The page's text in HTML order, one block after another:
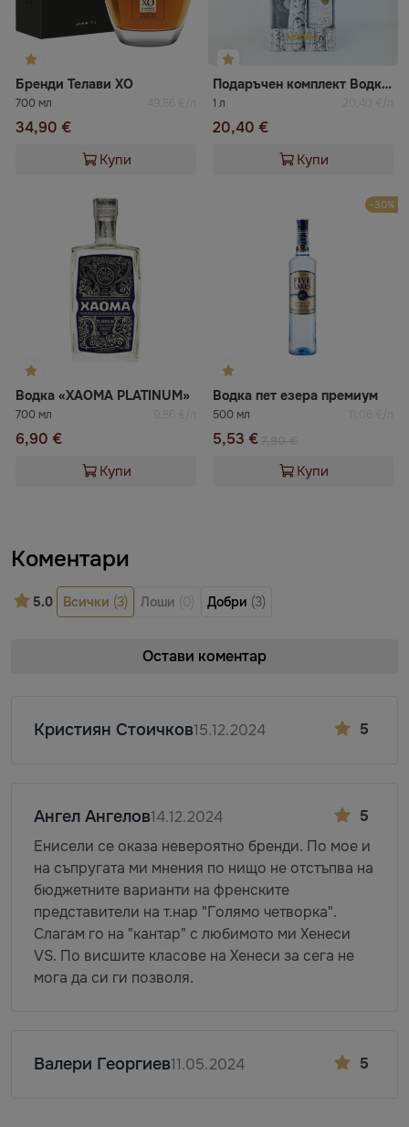
Бренди Телави ХО
700 мл 49,86 €/л
34,90 €
Купи
Подаръчен комплект Водка Береста + 2 чаши
1 л 20,40 €/л
20,40 €
Купи
Водка «XAOMA PLATINUM»
700 мл 9,86 €/л
6,90 €
Купи
-30%
Водка пет езера премиум
500 мл 11,06 €/л
5,53 €
Купи
Коментари
5.0 Всички (3) Лоши (0) Добри (3)
Остави коментар
5
Кристиян Стоичков15.12.2024
5
Ангел Ангелов14.12.2024
Енисели се оказа невероятно бренди. По мое и
на съпругата ми мнения по нищо не отстъпва на
бюджетните варианти на френските
представители на т.нар "Голямо четворка".
Слагам го на "кантар" с любимото ми Хенеси
VS. По висшите класове на Хенеси за сега не
мога да си ги позволя.
5
Валери Георгиев11.05.2024